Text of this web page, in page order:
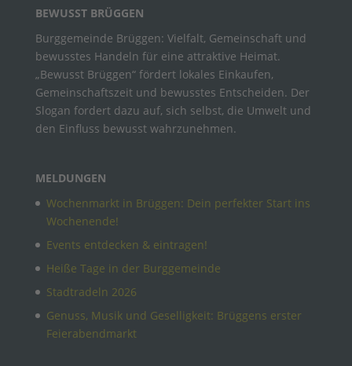
BEWUSST BRÜGGEN
Burggemeinde Brüggen: Vielfalt, Gemeinschaft und
bewusstes Handeln für eine attraktive Heimat.
„Bewusst Brüggen“ fördert lokales Einkaufen,
Gemeinschaftszeit und bewusstes Entscheiden. Der
Slogan fordert dazu auf, sich selbst, die Umwelt und
den Einfluss bewusst wahrzunehmen.
MELDUNGEN
Wochenmarkt in Brüggen: Dein perfekter Start ins
Wochenende!
Events entdecken & eintragen!
Heiße Tage in der Burggemeinde
Stadtradeln 2026
Genuss, Musik und Geselligkeit: Brüggens erster
Feierabendmarkt